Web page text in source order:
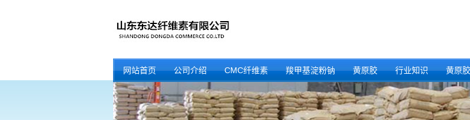
网站首页 公司介绍 CMC纤维素 羧甲基淀粉钠 黄原胶 行业知识 黄原